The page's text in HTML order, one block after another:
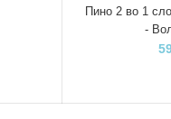
Пино 2 во 1
-